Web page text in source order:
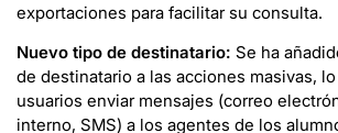
exportaciones para facilitar su consulta.
Nuevo tipo de destinatario: Se ha
de destinatario a las acciones masivas,
usuarios enviar mensajes (correo
interno, SMS) a los agentes de los